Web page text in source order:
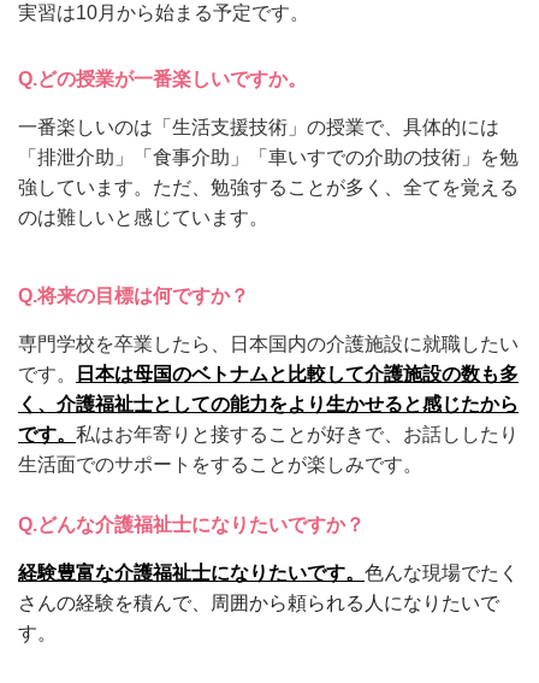
実習は10月から始まる予定です。
Q.どの授業が一番楽しいですか。
一番楽しいのは「生活支援技術」の授業で、具体的には
「排泄介助」「食事介助」「車いすでの介助の技術」を勉
強しています。 ただ、勉強することが多く、全てを覚える
のは難しいと感じています。
Q.将来の目標は何ですか？
専門学校を卒業したら、日本国内の介護施設に就職したい
です。
日本は母国のベトナムと比較して介護施設の数も多
く、介護福祉士としての能力をより生かせると感じたから
です。 私はお年寄りと接することが好きで、お話ししたり
生活面でのサポートをすることが楽しみです。
Q.どんな介護福祉士になりたいですか？
経験豊富な介護福祉士になりたいです。 色んな現場でたく
さんの経験を積んで、周囲から頼られる人になりたいで
す。